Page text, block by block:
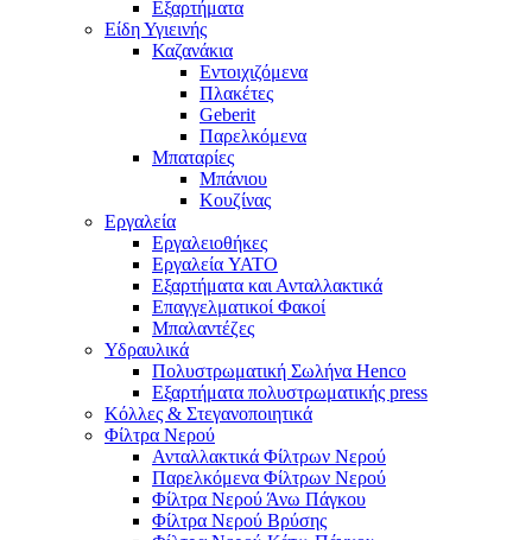
Εξαρτήματα
Είδη Υγιεινής
Καζανάκια
Εντοιχιζόμενα
Πλακέτες
Geberit
Παρελκόμενα
Μπαταρίες
Μπάνιου
Κουζίνας
Εργαλεία
Εργαλειοθήκες
Εργαλεία YATO
Εξαρτήματα και Ανταλλακτικά
Επαγγελματικοί Φακοί
Μπαλαντέζες
Υδραυλικά
Πολυστρωματική Σωλήνα Henco
Εξαρτήματα πολυστρωματικής press
Κόλλες & Στεγανοποιητικά
Φίλτρα Νερού
Ανταλλακτικά Φίλτρων Νερού
Παρελκόμενα Φίλτρων Νερού
Φίλτρα Νερού Άνω Πάγκου
Φίλτρα Νερού Βρύσης